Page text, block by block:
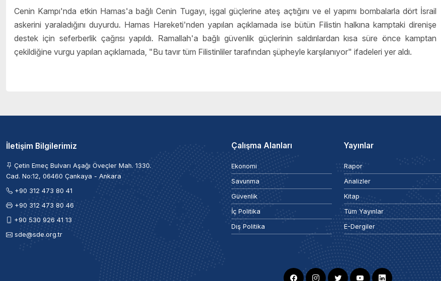
Cenin Kampı'nda etkin Hamas'a bağlı Cenin Tugayı, işgal güçlerine ateş açtığını ve el yapımı bombalarla dört İsrail
askerini yaraladığını duyurdu. Hamas Hareketi'nden yapılan açıklamada ise bütün Filistin halkına kamptaki direnişe
destek için seferberlik çağrısı yapıldı. Ramallah'a bağlı güvenlik güçlerinin saldırılardan kısa süre önce kamptan
çekildiğine vurgu yapılan açıklamada, "Bu tavır tüm Filistinliler tarafından şüpheyle karşılanıyor" ifadeleri yer aldı.
İletişim Bilgilerimiz
Çetin Emeç Bulvarı Aşağı Öveçler Mah. 1330.
Cad. No:12, 06460 Çankaya - Ankara
+90 312 473 80 41
+90 312 473 80 46
+90 530 926 41 13
sde@sde.org.tr
Çalışma Alanları
Ekonomi
Savunma
Güvenlik
İç Politika
Dış Politika
Yayınlar
Rapor
Analizler
Kitap
Tüm Yayınlar
E-Dergiler